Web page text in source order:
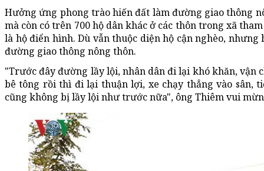
Hưởng ứng phong trào hiến đất làm đường giao thông
mà còn có trên 700 hộ dân khác ở các thôn trong xã
là hộ điển hình. Dù vẫn thuộc diện hộ cận nghèo,
đường giao thông nông thôn.
"Trước đây đường lầy lội, nhân dân đi lại khó khăn, vận
bê tông rồi thì đi lại thuận lợi, xe chạy thẳng vào sân,
cũng không bị lầy lội như trước nữa", ông Thiêm vui